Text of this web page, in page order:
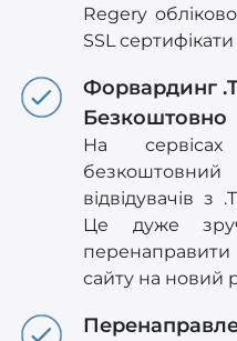
Regery
SSL сертифікати
Форвардинг
Безкоштовно
На
відвідувачів
Це дуже
сайту на новий